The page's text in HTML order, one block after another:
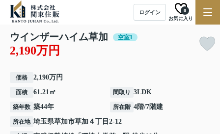
ログイン
お気に入り
0
ウインザーハイム草加 空室1
2,190万円
価格 2,190万円
面積 61.21㎡ 間取り 3LDK
築年数 築44年 所在階 4階/7階建
所在地 埼玉県草加市草加 ４丁目2-12